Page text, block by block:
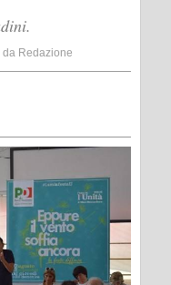
da Redazione